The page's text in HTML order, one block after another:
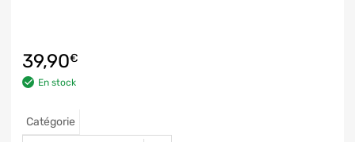
39,90€
En stock
Catégorie